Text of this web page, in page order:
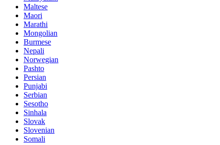
Maltese
Maori
Marathi
Mongolian
Burmese
Nepali
Norwegian
Pashto
Persian
Punjabi
Serbian
Sesotho
Sinhala
Slovak
Slovenian
Somali